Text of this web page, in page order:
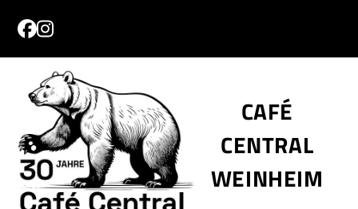
content
Facebook
Instagram
CAFÉ
CENTRAL
WEINHEIM